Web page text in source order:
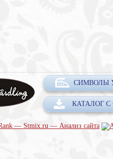
СИМВОЛЫ
КАТАЛОГ